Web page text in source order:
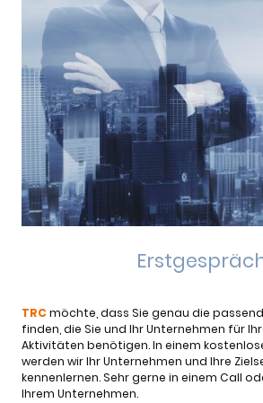
TRC möchte, dass Sie genau die
finden, die Sie und Ihr Unternehmen für
Aktivitäten benötigen. In einem
werden wir Ihr Unternehmen und Ihre
kennenlernen. Sehr gerne in einem Call
Ihrem Unternehmen.